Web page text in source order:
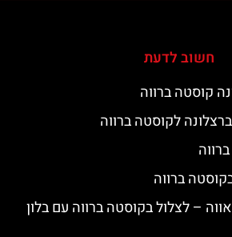
חשוב לדעת
קוסטה ברווה
לקוסטה ברווה
ברווה
– לצלול בקוסטה ברווה עם בלון